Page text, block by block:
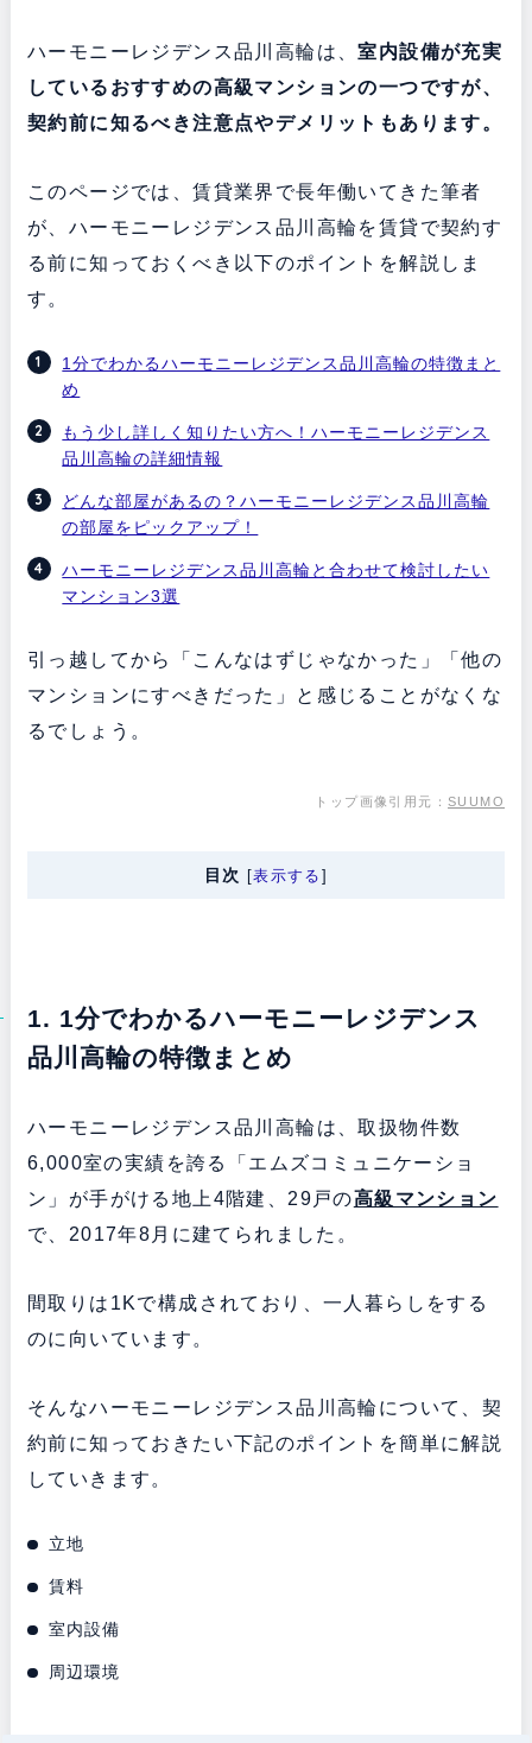
ハーモニーレジデンス品川高輪は、室内設備が充実
している おすすめの高級マンションの一つですが、
契約前に知るべき注意点やデメリットもあります。
このページでは、賃貸業界で長年働いてきた筆者
が、ハーモニーレジデンス品川高輪を賃貸で契約す
る前に知っておくべき以下のポイントを解説しま
す。
1分でわかるハーモニーレジデンス品川高輪の特徴まと
め
もう少し詳しく知りたい方へ！ハーモニーレジデンス
品川高輪の詳細情報
どんな部屋があるの？ハーモニーレジデンス品川高輪
の部屋をピックアップ！
ハーモニーレジデンス品川高輪と合わせて検討したい
マンション3選
引っ越してから「こんなはずじゃなかった」「他の
マンションにすべきだった」と感じることがなくな
るでしょう。
トップ画像引用元：SUUMO
目次 [表示する
1. 1分でわかるハーモニーレジデンス
品川高輪の特徴まとめ
ハーモニーレジデンス品川高輪は、取扱物件数
6,000室の実績を誇る「エムズコミュニケーショ
ン」が手がける地上4階建、29戸の高級マンション
で、2017年8月に建てられました。
間取りは1Kで構成されており、一人暮らしをする
のに向いています。
そんなハーモニーレジデンス品川高輪について、契
約前に知っておきたい下記のポイントを簡単に解説
していきます。
立地
賃料
室内設備
周辺環境